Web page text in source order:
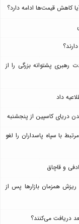
رهبری پشتوانه بزرگی را از
داد
با سپاه پاسداران را لغو
و قاچاق
طلا، سکه و دلار امروز چهارشنبه ۱۴ مرداد ۱۴۰۵؛ ریزش همزمان بازارها پس از
بعد دریافت می‌کنند؟